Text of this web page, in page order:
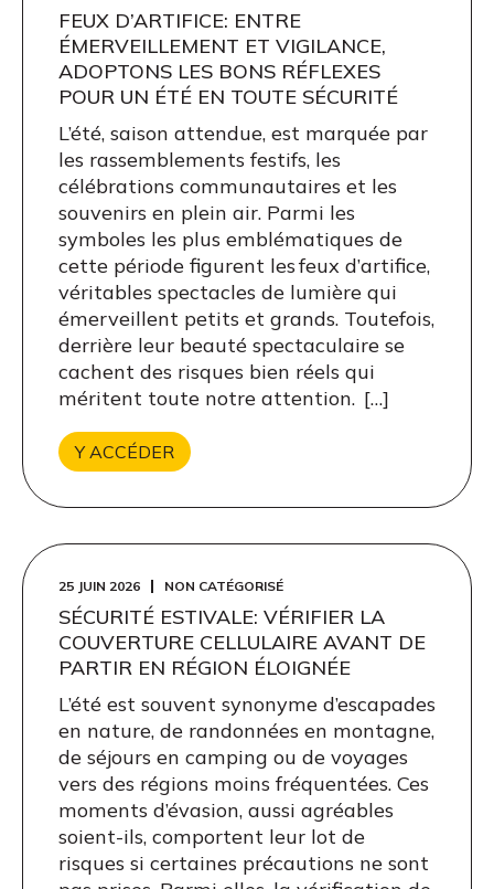
FEUX D’ARTIFICE: ENTRE
ÉMERVEILLEMENT ET VIGILANCE,
ADOPTONS LES BONS RÉFLEXES
POUR UN ÉTÉ EN TOUTE SÉCURITÉ
L’été, saison attendue, est marquée par
les rassemblements festifs, les
célébrations communautaires et les
souvenirs en plein air. Parmi les
symboles les plus emblématiques de
cette période figurent les feux d’artifice,
véritables spectacles de lumière qui
émerveillent petits et grands. Toutefois,
derrière leur beauté spectaculaire se
cachent des risques bien réels qui
méritent toute notre attention. […]
Y ACCÉDER
25 JUIN 2026 NON CATÉGORISÉ
SÉCURITÉ ESTIVALE: VÉRIFIER LA
COUVERTURE CELLULAIRE AVANT DE
PARTIR EN RÉGION ÉLOIGNÉE
L’été est souvent synonyme d’escapades
en nature, de randonnées en montagne,
de séjours en camping ou de voyages
vers des régions moins fréquentées. Ces
moments d’évasion, aussi agréables
soient-ils, comportent leur lot de
risques si certaines précautions ne sont